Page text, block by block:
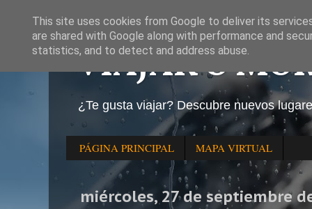
VIAJAR O
¿Te gusta viajar? Descubre nuevos
PÁGINA PRINCIPAL MAPA VIRTUAL
miércoles, 27 de septiembre
This site uses cookies from Google to deliver its
are shared with Google along with performance and
statistics, and to detect and address abuse.